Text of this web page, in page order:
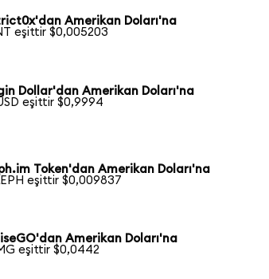
Amerikan Doları'na
eşittir $0,005203
Dollar'dan Amerikan Doları'na
eşittir $0,9994
Token'dan Amerikan Doları'na
eşittir $0,009837
Amerikan Doları'na
eşittir $0,0442